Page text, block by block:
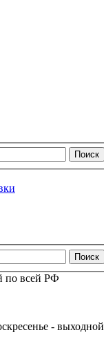
по всей РФ
- выходной